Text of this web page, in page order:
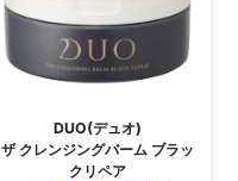
DUO(デュオ)
ザ クレンジングバーム ブラッ
クリペア